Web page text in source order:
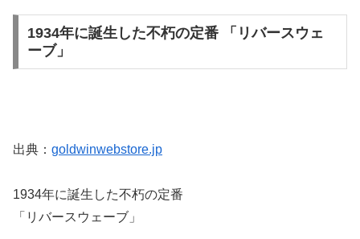
1934年に誕生した不朽の定番 「リバースウェ
ーブ」
出典： goldwinwebstore.jp
1934年に誕生した不朽の定番
「リバースウェーブ」